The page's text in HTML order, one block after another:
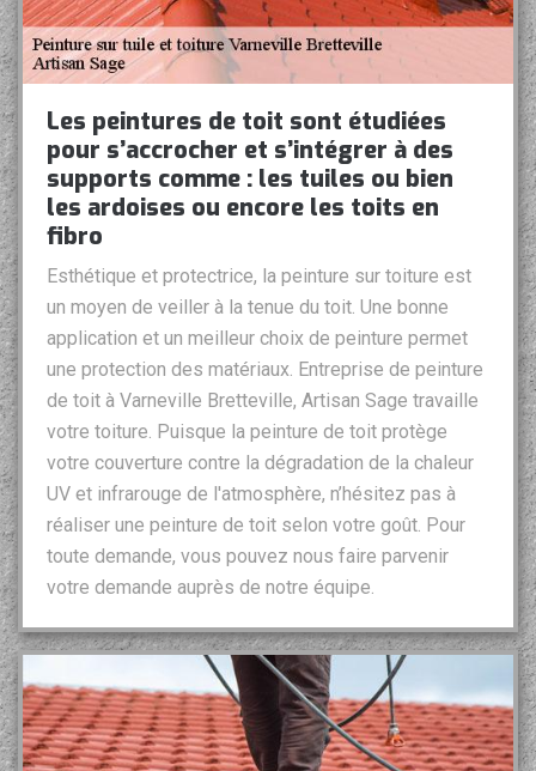
Les peintures de toit sont étudiées
pour s’accrocher et s’intégrer à des
supports comme : les tuiles ou bien
les ardoises ou encore les toits en
fibro
Esthétique et protectrice, la peinture sur toiture est
un moyen de veiller à la tenue du toit. Une bonne
application et un meilleur choix de peinture permet
une protection des matériaux. Entreprise de peinture
de toit à Varneville Bretteville, Artisan Sage travaille
votre toiture. Puisque la peinture de toit protège
votre couverture contre la dégradation de la chaleur
UV et infrarouge de l'atmosphère, n’hésitez pas à
réaliser une peinture de toit selon votre goût. Pour
toute demande, vous pouvez nous faire parvenir
votre demande auprès de notre équipe.